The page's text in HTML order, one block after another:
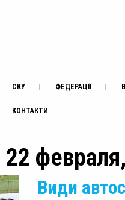
СКУ ФЕДЕРАЦІЇ
КОНТАКТИ
Види